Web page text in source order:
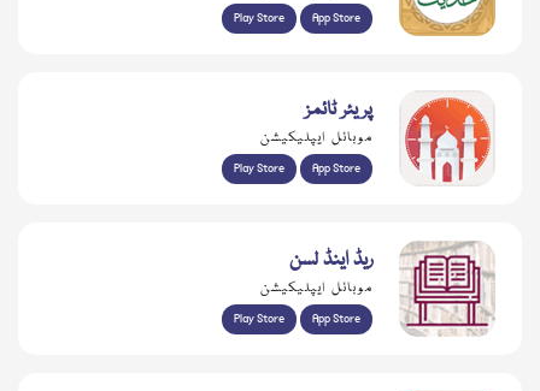
Play Store App Store
پریئر ٹائمز
موبائل ایپلیکیشن
Play Store App Store
ریڈ اینڈ لسن
موبائل ایپلیکیشن
Play Store App Store